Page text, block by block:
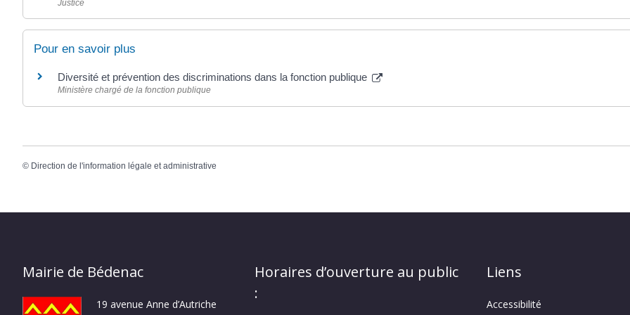
Justice
Pour en savoir plus
Diversité et prévention des discriminations dans la fonction publique
Ministère chargé de la fonction publique
© Direction de l'information légale et administrative
Mairie de Bédenac
19 avenue Anne d’Autriche
Horaires d’ouverture au public
:
Liens
Accessibilité